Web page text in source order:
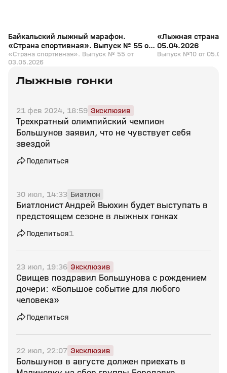
Байкальский лыжный марафон.
«Страна спортивная». Выпуск № 55 от
03.05.2026
«Страна спортивная». Выпуск № 55 от
03.05.2026
«Лыжная
05.04.2026
Выпуск №10 от
Лыжные гонки
21 фев 2024, 18:59 Эксклюзив
Трехкратный олимпийский чемпион
Большунов заявил, что не чувствует себя
звездой
Поделиться
30 июл, 14:33 Биатлон
Биатлонист Андрей Вьюхин будет выступать в
предстоящем сезоне в лыжных гонках
Поделиться1
23 июл, 19:36 Эксклюзив
Свищев поздравил Большунова с рождением
дочери: «Большое событие для любого
человека»
Поделиться
22 июл, 22:07 Эксклюзив
Большунов в августе должен приехать в